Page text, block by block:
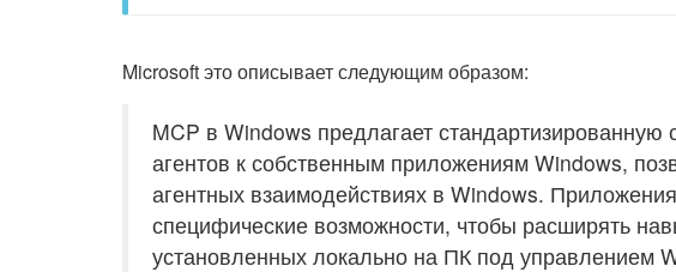
Microsoft это описывает следующим образом:
MCP в Windows предлагает
агентов к собственным приложениям Windows,
агентных взаимодействиях в Windows.
специфические возможности, чтобы расширять
установленных локально на ПК под управлением